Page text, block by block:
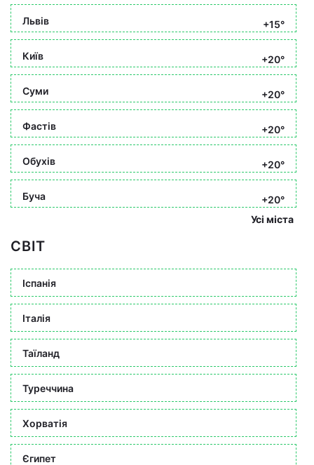
Львів +15°
Київ +20°
Суми +20°
Фастів +20°
Обухів +20°
Буча
+20°
Усі міста
СВІТ
Іспанія
Італія
Таїланд
Туреччина
Хорватія
Єгипет